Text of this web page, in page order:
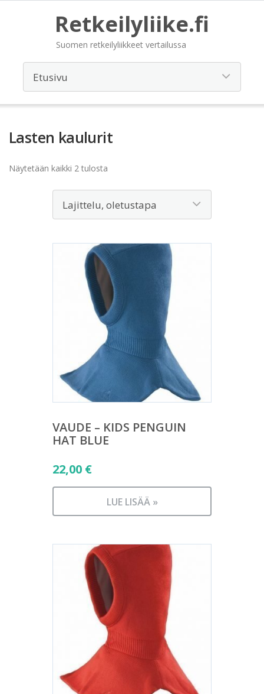
Retkeilyliike.fi
Suomen retkeilyliikkeet vertailussa
Lasten kaulurit
Näytetään kaikki 2 tulosta
VAUDE – KIDS PENGUIN
HAT BLUE
22,00 €
LUE LISÄÄ »